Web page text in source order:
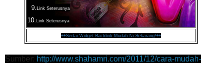
9. Link Seterusnya
10. Link Seterusnya
++Sertai Widget Backlink Mudah Ni Sekarang!++
Sumber: http://www.shahamri.com/2011/12/cara-mudah-